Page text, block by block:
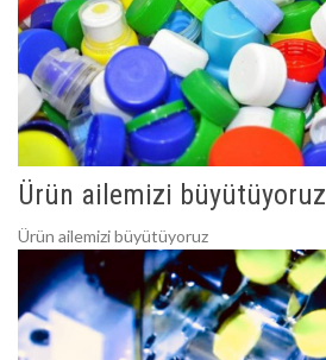
Ürün ailemizi büyütüyoruz
Ürün ailemizi büyütüyoruz